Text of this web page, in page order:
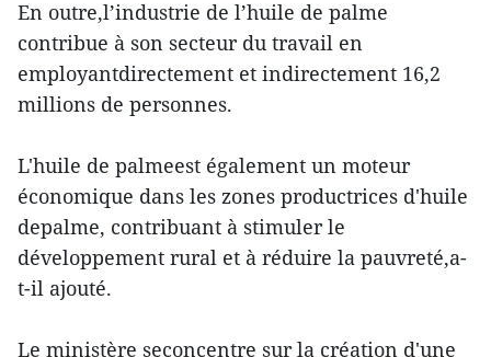
En outre,l’industrie de l’huile de palme
contribue à son secteur du travail en
employantdirectement et indirectement 16,2
millions de personnes.
L'huile de palmeest également un moteur
économique dans les zones productrices d'huile
depalme, contribuant à stimuler le
développement rural et à réduire la pauvreté,a-
t-il ajouté.
Le ministère seconcentre sur la création d'une